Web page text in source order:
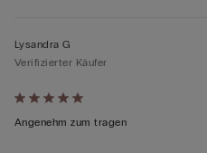
Mit
5
Lysandra G
Verifizierter Käufer
Angenehm zum tragen